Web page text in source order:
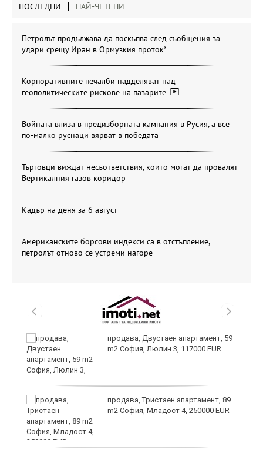
ПОСЛЕДНИ НАЙ-ЧЕТЕНИ
Петролът продължава да поскъпва след съобщения за
удари срещу Иран в Ормузкия проток*
Корпоративните печалби надделяват над
геополитическите рискове на пазарите
Войната влиза в предизборната кампания в Русия, а все
по-малко руснаци вярват в победата
Търговци виждат несъответствия, които могат да провалят
Вертикалния газов коридор
Кадър на деня за 6 август
Американските борсови индекси са в отстъпление,
петролът отново се устреми нагоре
продава, Двустаен апартамент, 59
m2 София, Люлин 3, 117000 EUR
продава, Тристаен апартамент, 89
m2 София, Младост 4, 250000 EUR